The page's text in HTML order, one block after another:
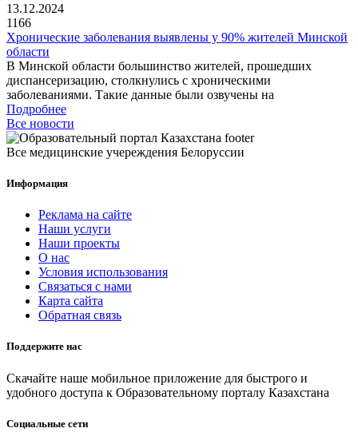
13.12.2024
1166
Хронические заболевания выявлены у 90% жителей Минской
области
В Минской области большинство жителей, прошедших
диспансеризацию, столкнулись с хроническими
заболеваниями. Такие данные были озвучены на
Подробнее
Все новости
Все медицинские учереждения Белоруссии
Информация
Реклама на сайте
Наши услуги
Наши проекты
О нас
Условия использования
Связаться с нами
Карта сайта
Обратная связь
Поддержите нас
Скачайте наше мобильное приложение для быстрого и
удобного доступа к Образовательному порталу Казахстана
Социальные сети